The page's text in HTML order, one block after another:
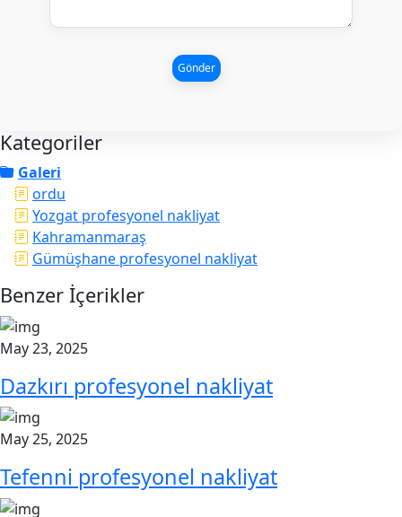
Gönder
Kategoriler
Galeri
ordu
Yozgat profesyonel nakliyat
Kahramanmaraş
Gümüşhane profesyonel nakliyat
Benzer İçerikler
May 23, 2025
Dazkırı profesyonel nakliyat
May 25, 2025
Tefenni profesyonel nakliyat